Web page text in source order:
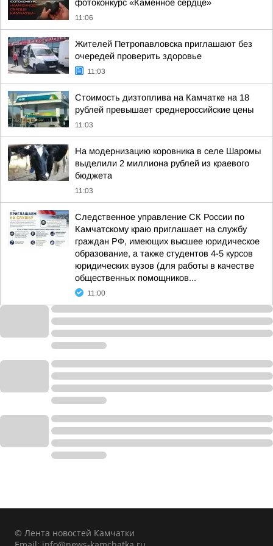
фотоконкурс «Каменное сердце»
11:06
Жителей Петропавловска приглашают без
очередей проверить здоровье
11:03
Стоимость дизтоплива на Камчатке на 18
рублей превышает среднероссийские цены
11:03
На модернизацию коровника в селе Шаромы
выделили 2 миллиона рублей из краевого
бюджета
11:03
Следственное управление СК России по
Камчатскому краю приглашает на службу
граждан РФ, имеющих высшее юридическое
образование, а также студентов 4-5 курсов
юридических вузов (для работы в качестве
общественных помощников...
11:00
© Лента новостей Камчатки